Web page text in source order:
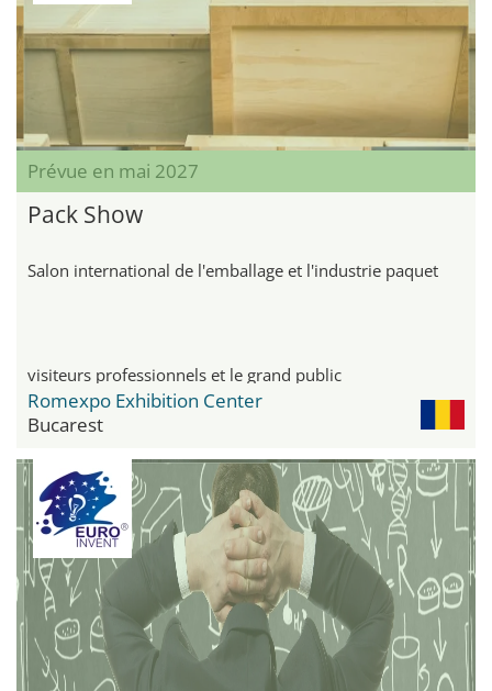
Prévue en mai 2027
Pack Show
Salon international de l'emballage et l'industrie paquet
visiteurs professionnels et le grand public
Romexpo Exhibition Center
Bucarest